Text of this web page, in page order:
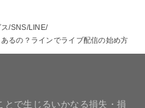
ス SNS LINE
るの？ラインでライブ配信の始め方
とで生じるいかなる損失・損